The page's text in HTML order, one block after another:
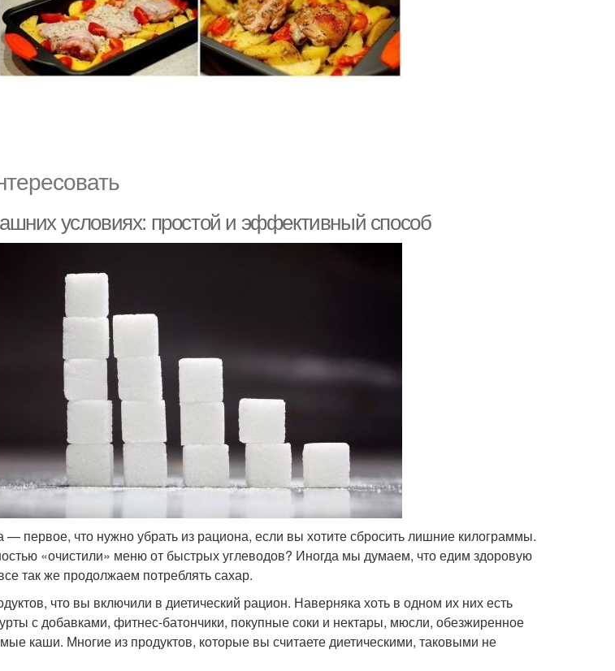
условиях: простой и эффективный способ
первое, что нужно убрать из рациона, если вы хотите сбросить лишние килограммы.
«очистили» меню от быстрых углеводов? Иногда мы думаем, что едим здоровую
так же продолжаем потреблять сахар.
что вы включили в диетический рацион. Наверняка хоть в одном их них есть
с добавками, фитнес-батончики, покупные соки и нектары, мюсли, обезжиренное
каши. Многие из продуктов, которые вы считаете диетическими, таковыми не